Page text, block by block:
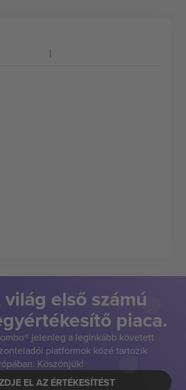
első számú
piaca.
jelenleg a leginkább követett
platformok közé tartozik
Köszönjük!
EL AZ ÉRTÉKESÍTÉST